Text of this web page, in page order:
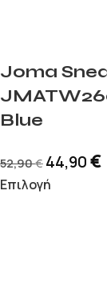
Joma
Blue
52,90€ 44,90€
Επιλογή